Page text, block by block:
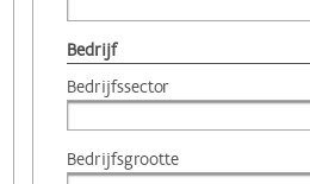
Bedrijf
Bedrijfssector
Bedrijfsgrootte